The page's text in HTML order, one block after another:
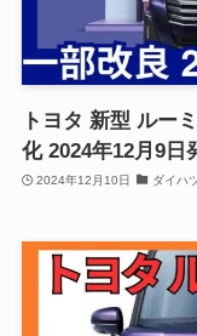
トヨタ 新型 ルー
化 2024年12月9日
2024年12月10日 ダイハ